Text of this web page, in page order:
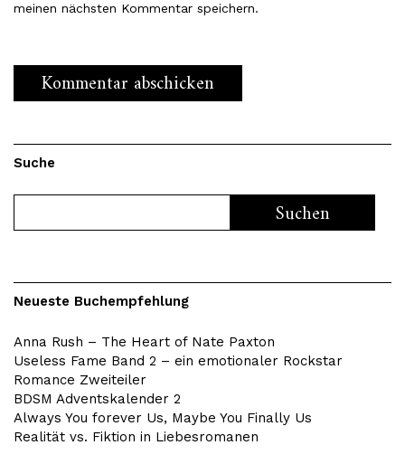
meinen nächsten Kommentar speichern.
Suche
Neueste Buchempfehlung
Anna Rush – The Heart of Nate Paxton
Useless Fame Band 2 – ein emotionaler Rockstar
Romance Zweiteiler
BDSM Adventskalender 2
Always You forever Us, Maybe You Finally Us
Realität vs. Fiktion in Liebesromanen